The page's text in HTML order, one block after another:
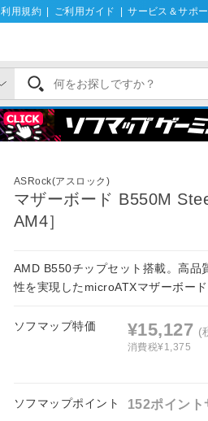
利用規約 ご利用ガイド サービス＆サポー
ASRock(アスロック)
マザーボード B550M
AM4］
AMD B550チップセット搭載。高品
性を実現したmicroATXマザーボード
ソフマップ特価 ¥15,127 (
消費税¥1,375
ソフマップポイント 152ポイント